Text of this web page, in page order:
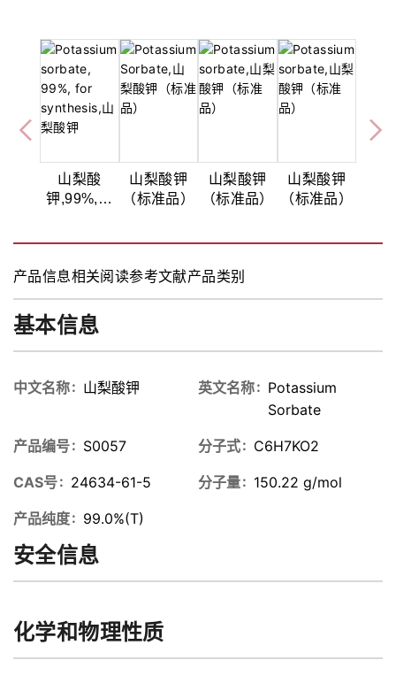
山梨酸
钾,99%,用
山梨酸钾
（标准品）
山梨酸钾
（标准品）
山梨酸钾
（标准品）
产品信息相关阅读参考文献产品类别
基本信息
中文名称 山梨酸钾 英文名称
Potassium
Sorbate
产品编号 S0057 分子式 C6H7KO2
CAS号 24634-61-5 分子量 150.22 g/mol
产品纯度 99.0%(T)
安全信息
化学和物理性质